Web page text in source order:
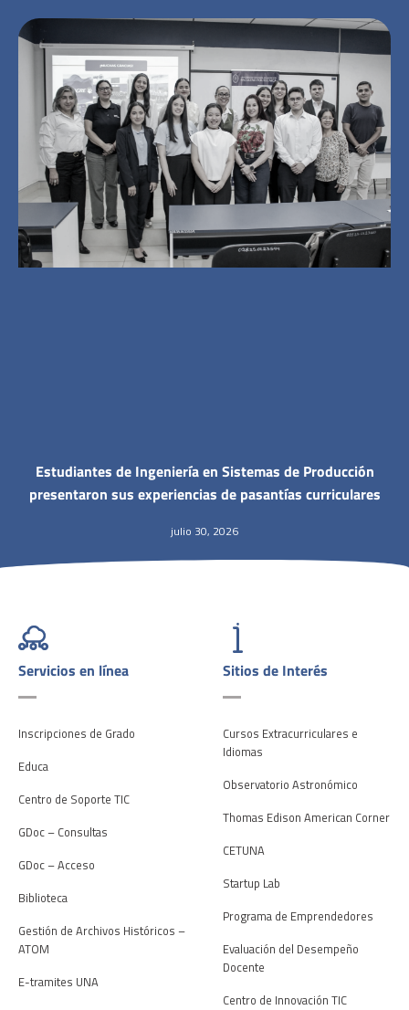
Estudiantes de Ingeniería en Sistemas de Producción
presentaron sus experiencias de pasantías curriculares
julio 30, 2026
Servicios en línea
Inscripciones de Grado
Educa
Centro de Soporte TIC
GDoc – Consultas
GDoc – Acceso
Biblioteca
Gestión de Archivos Históricos –
ATOM
E-tramites UNA
Sitios de Interés
Cursos Extracurriculares e
Idiomas
Observatorio Astronómico
Thomas Edison American Corner
CETUNA
Startup Lab
Programa de Emprendedores
Evaluación del Desempeño
Docente
Centro de Innovación TIC